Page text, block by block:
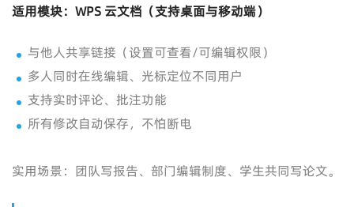
适用模块：WPS 云文档（支持桌面与移动端）
与他人共享链接（设置可查看/可编辑权限）
多人同时在线编辑、光标定位不同用户
支持实时评论、批注功能
所有修改自动保存，不怕断电
实用场景：团队写报告、部门编辑制度、学生共同写论文。